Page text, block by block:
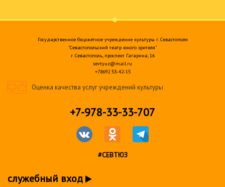
Государственное бюджетное учреждение культуры г. Севастополя
"Севастопольский театр юного зрителя"
г. Севастополь, проспект Гагарина, 16
sevtyuz@mail.ru
+78692 53-42-15
Оценка качества услуг учреждений культуры
+7-978-33-33-707
#СЕВТЮЗ
служебный вход